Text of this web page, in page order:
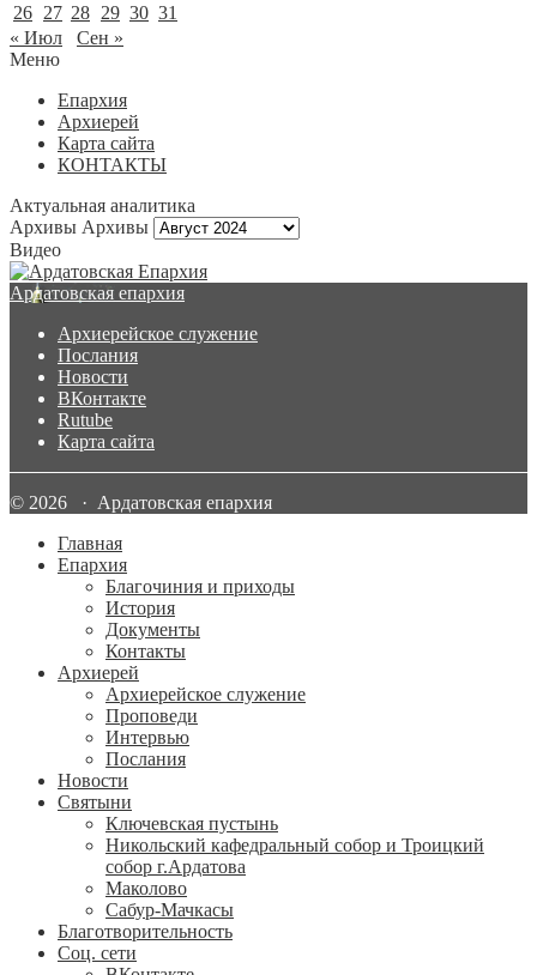
26 27 28 29 30 31
« Июл
Сен »
Меню
Епархия
Архиерей
Карта сайта
КОНТАКТЫ
Актуальная аналитика
Архивы Архивы
Видео
Ардатовская епархия
Архиерейское служение
Послания
Новости
ВКонтакте
Rutube
Карта сайта
© 2026 · Ардатовская епархия
Главная
Епархия
Благочиния и приходы
История
Документы
Контакты
Архиерей
Архиерейское служение
Проповеди
Интервью
Послания
Новости
Святыни
Ключевская пустынь
Никольский кафедральный собор и Троицкий
собор г.Ардатова
Маколово
Сабур-Мачкасы
Благотворительность
Соц. сети